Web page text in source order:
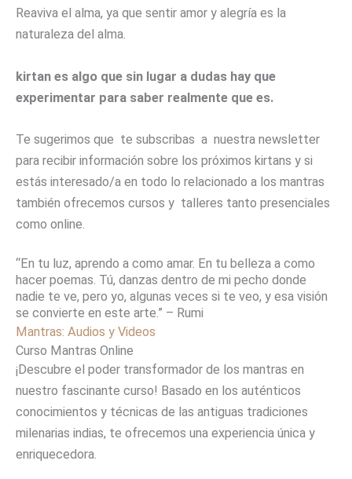
Reaviva el alma, ya que sentir amor y alegría es la
naturaleza del alma.
kirtan es algo que sin lugar a dudas hay que
experimentar para saber realmente que es.
Te sugerimos que te subscribas a nuestra newsletter
para recibir información sobre los próximos kirtans y si
estás interesado/a en todo lo relacionado a los mantras
también ofrecemos cursos y talleres tanto presenciales
como online.
“En tu luz, aprendo a como amar. En tu belleza a como
hacer poemas. Tú, danzas dentro de mi pecho donde
nadie te ve, pero yo, algunas veces si te veo, y esa visión
se convierte en este arte.” – Rumi
Mantras: Audios y Videos
Curso Mantras Online
¡Descubre el poder transformador de los mantras en
nuestro fascinante curso! Basado en los auténticos
conocimientos y técnicas de las antiguas tradiciones
milenarias indias, te ofrecemos una experiencia única y
enriquecedora.